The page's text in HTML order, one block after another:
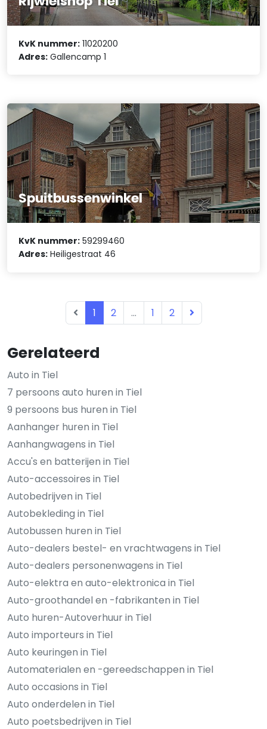
Gerelateerd
Auto in Tiel
7 persoons auto huren in Tiel
9 persoons bus huren in Tiel
Aanhanger huren in Tiel
Aanhangwagens in Tiel
Accu's en batterijen in Tiel
Auto-accessoires in Tiel
Autobedrijven in Tiel
Autobekleding in Tiel
Autobussen huren in Tiel
Auto-dealers bestel- en vrachtwagens in Tiel
Auto-dealers personenwagens in Tiel
Auto-elektra en auto-elektronica in Tiel
Auto-groothandel en -fabrikanten in Tiel
Auto huren-Autoverhuur in Tiel
Auto importeurs in Tiel
Auto keuringen in Tiel
Automaterialen en -gereedschappen in Tiel
Auto occasions in Tiel
Auto onderdelen in Tiel
Auto poetsbedrijven in Tiel
KvK nummer: 11020200
Adres: Gallencamp 1
Spuitbussenwinkel
KvK nummer: 59299460
Adres: Heiligestraat 46
1 2 ... 1 2